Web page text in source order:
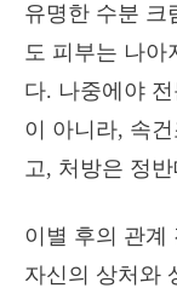
유명한 수분 크
도 피부는 나아
다. 나중에야
이 아니라, 속
고, 처방은 정
이별 후의 관계
자신의 상처와